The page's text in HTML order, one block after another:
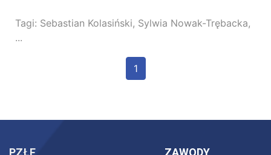
Tagi: Sebastian Kolasiński, Sylwia Nowak-Trębacka,
...
1
PZŁF ZAWODY